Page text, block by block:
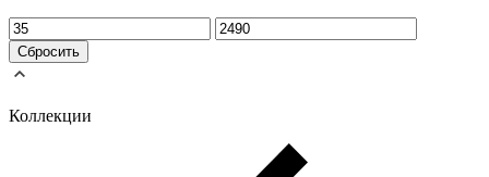
Сбросить
Коллекции